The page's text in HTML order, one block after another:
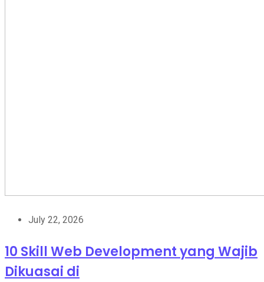
July 22, 2026
10 Skill Web Development yang Wajib
Dikuasai di